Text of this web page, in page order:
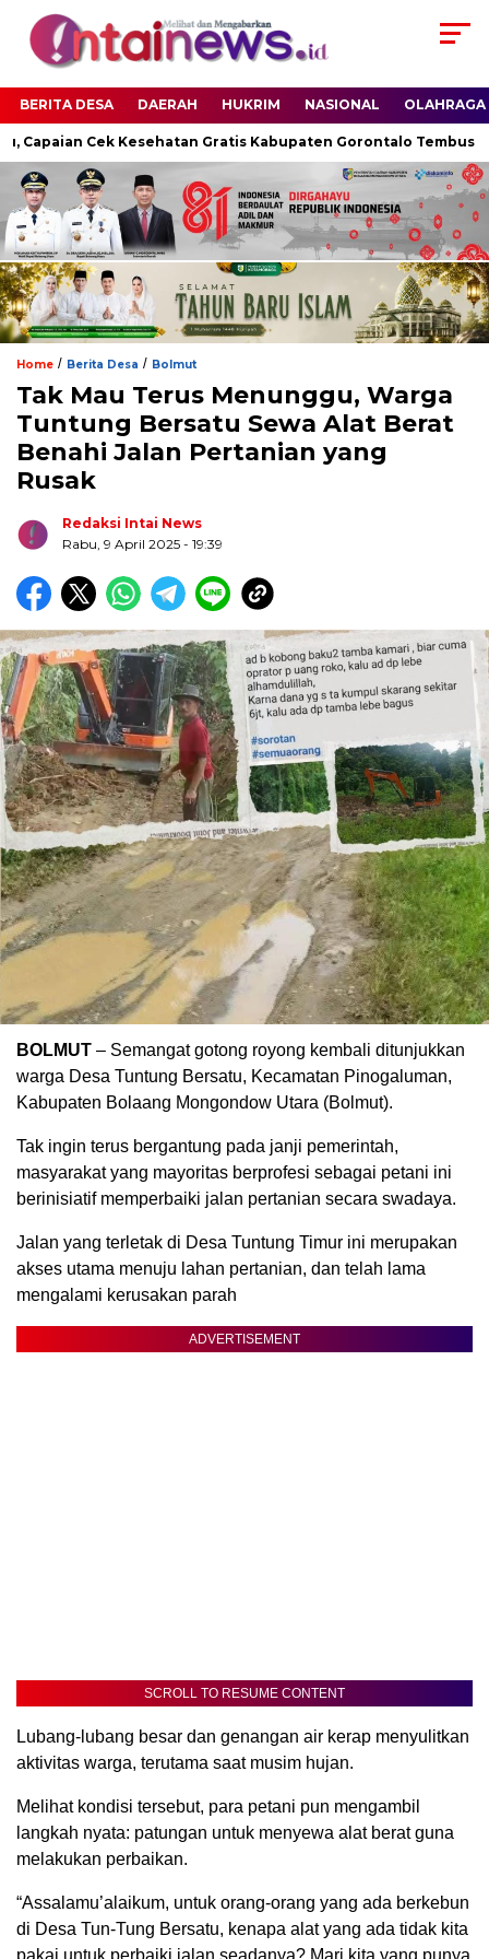
BERITA DESA DAERAH HUKRIM NASIONAL OLAHRAGA
Cek Kesehatan Gratis Kabupaten Gorontalo Tembus
Home / Berita Desa / Bolmut
Tak Mau Terus Menunggu, Warga
Tuntung Bersatu Sewa Alat Berat
Benahi Jalan Pertanian yang
Rusak
Redaksi Intai News
Rabu, 9 April 2025 - 19:39
BOLMUT – Semangat gotong royong kembali ditunjukkan
warga Desa Tuntung Bersatu, Kecamatan Pinogaluman,
Kabupaten Bolaang Mongondow Utara (Bolmut).
Tak ingin terus bergantung pada janji pemerintah,
masyarakat yang mayoritas berprofesi sebagai petani ini
berinisiatif memperbaiki jalan pertanian secara swadaya.
Jalan yang terletak di Desa Tuntung Timur ini merupakan
akses utama menuju lahan pertanian, dan telah lama
mengalami kerusakan parah
ADVERTISEMENT
Biru Kuning Geometris Modern Rekrutmen Staf
Kantor Poster Horizontal
SCROLL TO RESUME CONTENT
Lubang-lubang besar dan genangan air kerap menyulitkan
aktivitas warga, terutama saat musim hujan.
Melihat kondisi tersebut, para petani pun mengambil
langkah nyata: patungan untuk menyewa alat berat guna
melakukan perbaikan.
“Assalamu’alaikum, untuk orang-orang yang ada berkebun
di Desa Tun-Tung Bersatu, kenapa alat yang ada tidak kita
pakai untuk perbaiki jalan seadanya? Mari kita yang punya